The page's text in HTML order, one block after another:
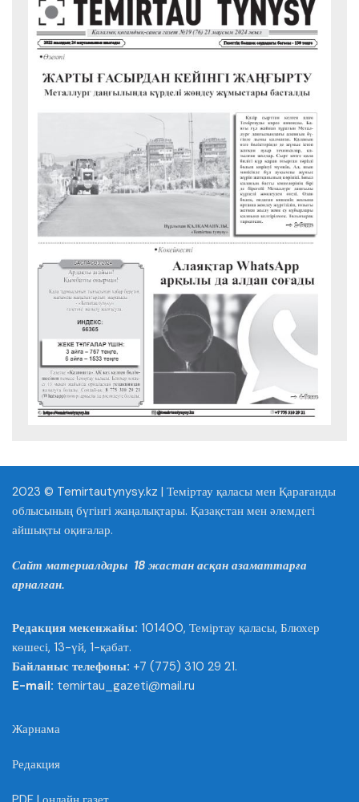
2023 © Temirtautynysy.kz | Теміртау қаласы мен Қарағанды
облысының бүгінгі жаңалықтары. Қазақстан мен әлемдегі
айшықты оқиғалар.
Сайт материалдары 18 жастан асқан азаматтарға
арналған.
Редакция мекенжайы: 101400, Теміртау қаласы, Блюхер
көшесі, 13-үй, 1-қабат.
Байланыс телефоны: +7 (775) 310 29 21.
E-mail: temirtau_gazeti@mail.ru
Жарнама
Редакция